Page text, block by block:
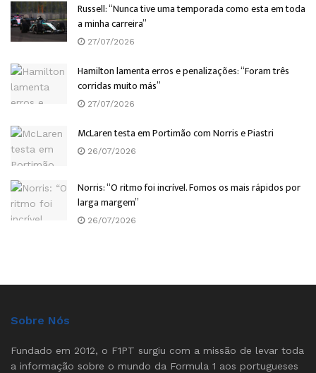
Russell: “Nunca tive uma temporada como esta em toda
a minha carreira”
27/07/2026
Hamilton lamenta erros e penalizações: “Foram três
corridas muito más”
27/07/2026
McLaren testa em Portimão com Norris e Piastri
26/07/2026
Norris: “O ritmo foi incrível. Fomos os mais rápidos por
larga margem”
26/07/2026
Sobre Nós
Fundado em 2012, o F1PT surgiu com a missão de levar toda
a informação sobre o mundo da Formula 1 aos portugueses